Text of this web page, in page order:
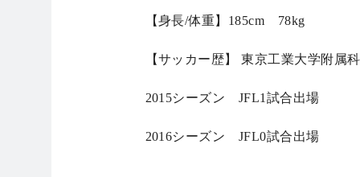
【身長/体重】185cm 78kg
【サッカー歴】 東京工業大学附属
2015シーズン JFL1試合出場
2016シーズン JFL0試合出場